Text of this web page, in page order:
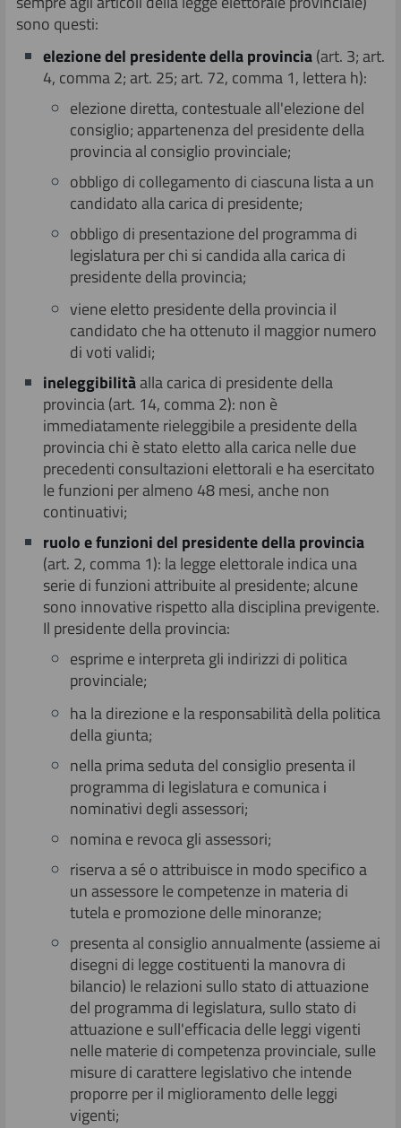
sono questi:
elezione del presidente della provincia(art. 3; art.
4, comma 2; art. 25; art. 72, comma 1, lettera h):
elezione diretta, contestuale all'elezione del
consiglio; appartenenza del presidente della
provincia al consiglio provinciale;
obbligo di collegamento di ciascuna lista a un
candidato alla carica di presidente;
obbligo di presentazione del programma di
legislatura per chi si candida alla carica di
presidente della provincia;
viene eletto presidente della provincia il
candidato che ha ottenuto il maggior numero
di voti validi;
ineleggibilitàalla carica di presidente della
provincia (art. 14, comma 2): non è
immediatamente rieleggibile a presidente della
provincia chi è stato eletto alla carica nelle due
precedenti consultazioni elettorali e ha esercitato
le funzioni per almeno 48 mesi, anche non
continuativi;
ruolo e funzioni del presidente della provincia
(art. 2, comma 1): la legge elettorale indica una
serie di funzioni attribuite al presidente; alcune
sono innovative rispetto alla disciplina previgente.
Il presidente della provincia:
esprime e interpreta gli indirizzi di politica
provinciale;
ha la direzione e la responsabilità della politica
della giunta;
nella prima seduta del consiglio presenta il
programma di legislatura e comunica i
nominativi degli assessori;
nomina e revoca gli assessori;
riserva a sé o attribuisce in modo specifico a
un assessore le competenze in materia di
tutela e promozione delle minoranze;
presenta al consiglio annualmente (assieme ai
disegni di legge costituenti la manovra di
bilancio) le relazioni sullo stato di attuazione
del programma di legislatura, sullo stato di
attuazione e sull'efficacia delle leggi vigenti
nelle materie di competenza provinciale, sulle
misure di carattere legislativo che intende
proporre per il miglioramento delle leggi
vigenti;